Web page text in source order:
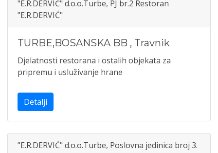
"E.R.DERVIĆ" d.o.o.Turbe, PJ br.2 Restoran
"E.R.DERVIĆ"
TURBE,BOSANSKA BB , Travnik
Djelatnosti restorana i ostalih objekata za
pripremu i usluživanje hrane
Detalji
"E.R.DERVIĆ" d.o.o.Turbe, Poslovna jedinica broj 3.